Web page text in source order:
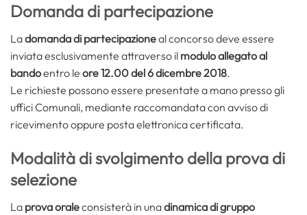
Domanda di partecipazione
Ladomanda di partecipazioneal concorso deve essere
inviata esclusivamente attraverso il modulo allegato al
bandoentro le ore 12.00 del 6 dicembre 2018.
Le richieste possono essere presentate a mano presso gli
uffici Comunali, mediante raccomandata con avviso di
ricevimento oppure posta elettronica certificata.
Modalità di svolgimento della prova di
selezione
La prova oraleconsisterà in unadinamica di gruppo